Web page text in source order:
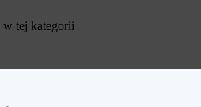
Smart Home realme? Przede
Co najważniejsze, wszystkie one
tej kategorii